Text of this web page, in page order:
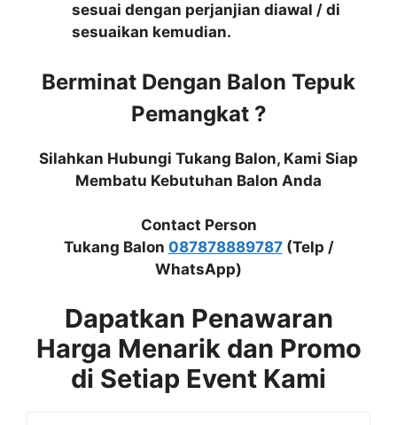
sesuai dengan perjanjian diawal / di
sesuaikan kemudian.
Berminat Dengan Balon Tepuk
Pemangkat ?
Silahkan Hubungi Tukang Balon, Kami Siap
Membatu Kebutuhan Balon Anda
Contact Person
Tukang Balon 087878889787(Telp /
WhatsApp)
Dapatkan Penawaran
Harga Menarik dan Promo
di Setiap Event Kami